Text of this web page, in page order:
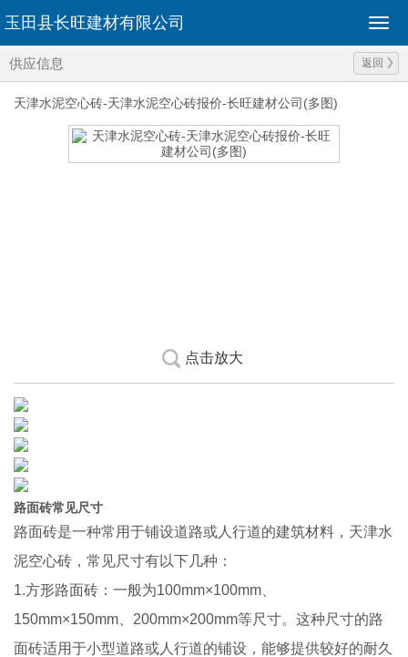
玉田县长旺建材有限公司
供应信息 返回
天津水泥空心砖-天津水泥空心砖报价-长旺建材公司(多图)
点击放大
路面砖常见尺寸
路面砖是一种常用于铺设道路或人行道的建筑材料，天津水
泥空心砖，常见尺寸有以下几种：
1.方形路面砖：一般为100mm×100mm、
150mm×150mm、200mm×200mm等尺寸。这种尺寸的路
面砖适用于小型道路或人行道的铺设，能够提供较好的耐久